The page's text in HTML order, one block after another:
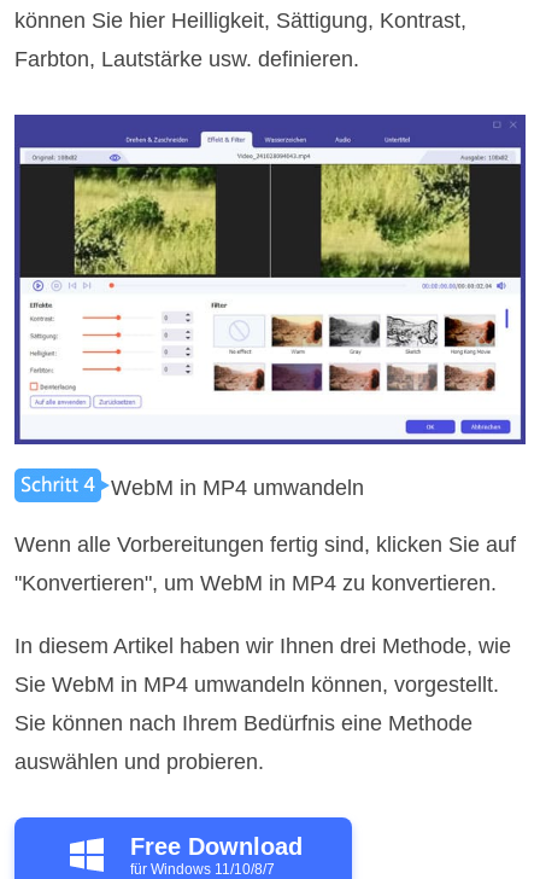
können Sie hier Heilligkeit, Sättigung, Kontrast,
Farbton, Lautstärke usw. definieren.
WebM in MP4 umwandeln
Wenn alle Vorbereitungen fertig sind, klicken Sie auf
"Konvertieren", um WebM in MP4 zu konvertieren.
In diesem Artikel haben wir Ihnen drei Methode, wie
Sie WebM in MP4 umwandeln können, vorgestellt.
Sie können nach Ihrem Bedürfnis eine Methode
auswählen und probieren.
Free Download
für Windows 11/10/8/7